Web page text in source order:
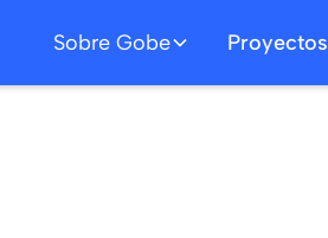
Sobre Gobe Proyectos